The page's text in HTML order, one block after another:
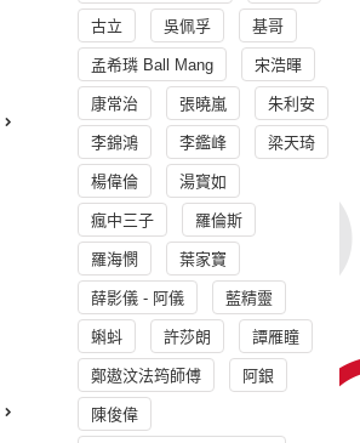
古立 吳佩孚 基哥
孟希璘 Ball Mang 宋浩暉
康常治 張曉嵐 朱利安
李錦鴻 李鑑峰 梁天琦
楊偉倫 湯寳如
瘋中三子 羅倫斯
羅海憫 葉家寶
薛影儀 - 阿儀 藍精靈
蝌蚪 許莎朗 譚雁瞳
鄭遨汶法筠師傅 阿銀
陳俊偉